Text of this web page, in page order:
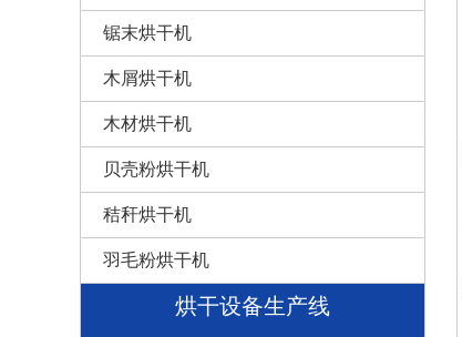
锯末烘干机
木屑烘干机
木材烘干机
贝壳粉烘干机
秸秆烘干机
羽毛粉烘干机
烘干设备生产线